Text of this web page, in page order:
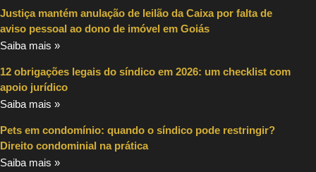
Justiça mantém anulação de leilão da Caixa por falta de
aviso pessoal ao dono de imóvel em Goiás
Saiba mais »
12 obrigações legais do síndico em 2026: um checklist com
apoio jurídico
Saiba mais »
Pets em condomínio: quando o síndico pode restringir?
Direito condominial na prática
Saiba mais »